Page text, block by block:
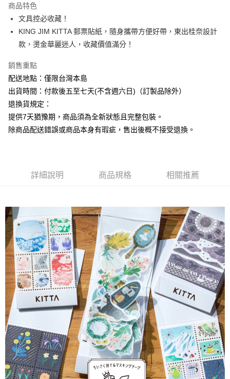
運送方式
下單前請先詢問庫存
每筆NT$130，滿NT$2,500(含以上)免運費
商品特色
文具控必收藏！
KING JIM KITTA 郵票貼紙，隨身攜帶方便好帶，東出桂奈設計
款，燙金華麗迷人，收藏價值滿分！
銷售重點
配送地點：僅限台灣本島
出貨時間：付款後五至七天(不含週六日)（訂製品除外）
退換貨規定：
提供7天猶豫期，商品須為全新狀態且完整包裝。
除商品配送錯誤或商品本身有瑕疵，售出後概不接受退換。
詳細說明 商品規格 相關推薦